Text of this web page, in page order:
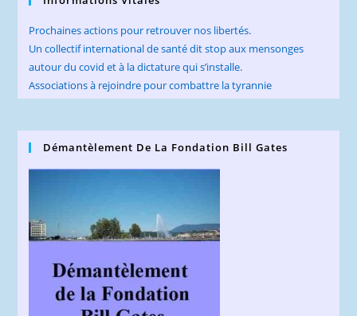
Prochaines actions pour retrouver nos libertés.
Un collectif international de santé dit stop aux mensonges
autour du covid et à la dictature qui s’installe.
Associations à rejoindre pour combattre la tyrannie
Démantèlement De La Fondation Bill Gates